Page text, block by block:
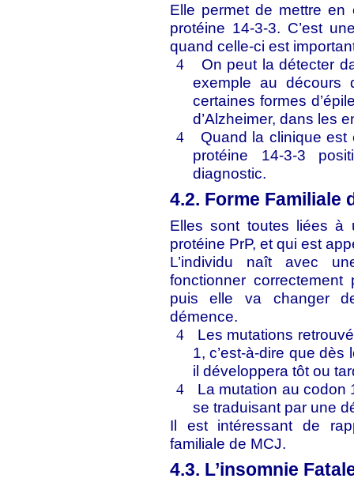
Elle permet de mettre en
protéine 14-3-3. C’est
quand celle-ci est
4
On peut la détecter
exemple au décours
certaines formes
d’Alzheimer, dans les
4
Quand la clinique est
protéine 14-3-3
diagnostic.
4.2. Forme Familiale
Elles sont toutes liées à
protéine PrP, et qui est
L’individu naît avec
fonctionner
puis elle va changer
démence.
4
Les mutations
1, c’est-à-dire que dès
il développera tôt ou
4
La mutation au codon
se traduisant par une
Il est intéressant de
familiale de MCJ.
4.3. L’insomnie